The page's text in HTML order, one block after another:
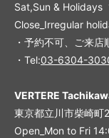
Sat,Sun &
Close_Irregular
・予約不可、ご来店
・Tel:03-6304-
VERTERE
東京都立川市柴崎町
Open_Mon to Fri